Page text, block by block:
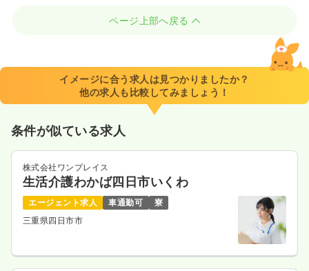
ページ上部へ戻る
イメージに合う求人は見つかりましたか？
他の求人も比較してみましょう！
条件が似ている求人
株式会社ワンプレイス
生活介護わかば四日市いくわ
エージェント求人 車通勤可
寮
三重県四日市市